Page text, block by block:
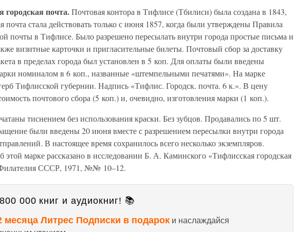
городская почта.Почтовая контора в Тифлисе (Тбилиси) была создана в 1843,
почта стала действовать только с июня 1857, когда были утверждены Правила
почты в Тифлисе. Было разрешено пересылать внутри города простые письма и
визитные карточки и пригласительные билеты. Почтовый сбор за доставку
в пределах города был установлен в 5 коп. Для оплаты были введены
номиналом в 6 коп., названные «штемпельными печатями». На марке
Тифлисской губернии. Надпись «Тифлис. Городск. почта. 6 к.». В цену
почтового сбора (5 коп.) и, очевидно, изготовления марки (1 коп.).
тиснением без использования краски. Без зубцов. Продавались по 5 шт.
были введены 20 июня вместе с разрешением пересылки внутри города
В настоящее время сохранилось всего несколько экземпляров.
этой марке рассказано в исследовании Б. А. Каминского «Тифлисская городская
СССР, 1971, №№ 10–12.
000 книг и аудиокниг! 📚
месяца Литрес Подписки в подарок и наслаждайся